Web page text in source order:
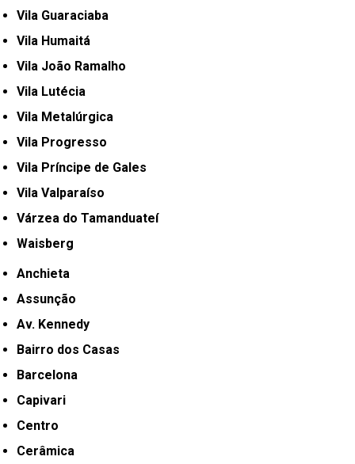
Vila Guaraciaba
Vila Humaitá
Vila João Ramalho
Vila Lutécia
Vila Metalúrgica
Vila Progresso
Vila Príncipe de Gales
Vila Valparaíso
Várzea do Tamanduateí
Waisberg
Anchieta
Assunção
Av. Kennedy
Bairro dos Casas
Barcelona
Capivari
Centro
Cerâmica